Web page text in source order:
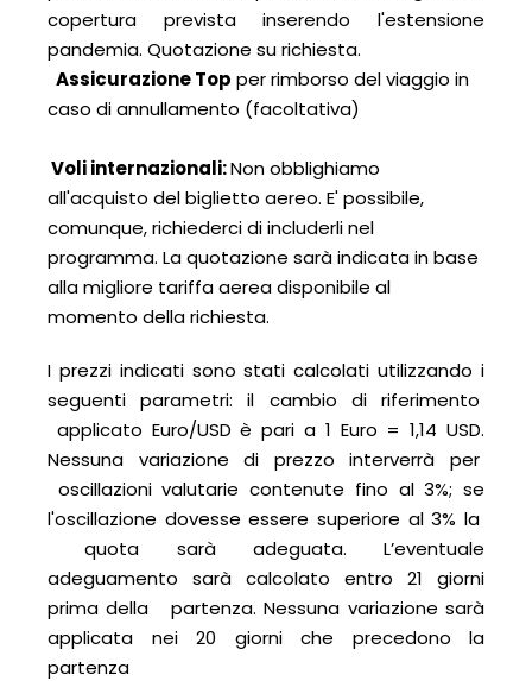
copertura prevista inserendo l'estensione
pandemia. Quotazione su richiesta.
Assicurazione Top per rimborso del viaggio in
caso di annullamento (facoltativa)
Voli internazionali:Non obblighiamo
all'acquisto del biglietto aereo. E' possibile,
comunque, richiederci di includerli nel
programma. La quotazione sarà indicata in base
alla migliore tariffa aerea disponibile al
momento della richiesta.
I prezzi indicati sono stati calcolati utilizzando i
seguenti parametri: il cambio di riferimento
applicato Euro/USD è pari a 1 Euro = 1,14 USD.
Nessuna variazione di prezzo interverrà per
oscillazioni valutarie contenute fino al 3%; se
l'oscillazione dovesse essere superiore al 3% la
quota sarà adeguata. L’eventuale
adeguamento sarà calcolato entro 21 giorni
prima della partenza. Nessuna variazione sarà
applicata nei 20 giorni che precedono la
partenza